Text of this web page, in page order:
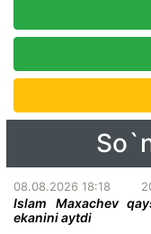
08.08.2026 18:18
Islam Maxachev
ekanini aytdi